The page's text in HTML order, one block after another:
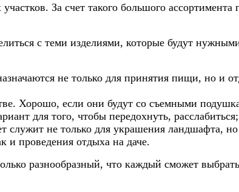
За счет такого большого ассортимента
с теми изделиями, которые будут
не только для принятия пищи, но и
Хорошо, если они будут со съемными
для того, чтобы передохнуть, расслабиться;
служит не только для украшения ландшафта,
и проведения отдыха на даче.
разнообразный, что каждый сможет выбрать